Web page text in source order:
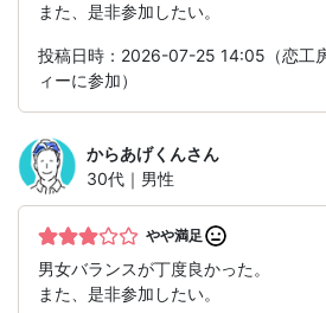
また、是非参加したい。
投稿日時：2026-07-25 14:05（恋工
ィーに参加）
からあげくんさん
30代｜男性
やや満足
男女バランスが丁度良かった。
また、是非参加したい。